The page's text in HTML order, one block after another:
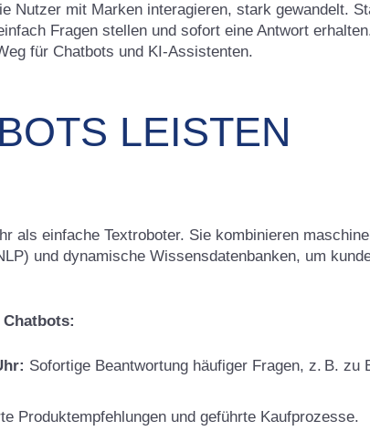
Nutzer mit Marken interagieren, stark gewandelt.
Fragen stellen und sofort eine Antwort
für Chatbots und KI-Assistenten.
LEISTEN
als einfache Textroboter. Sie kombinieren
und dynamische Wissensdatenbanken, um
Sofortige Beantwortung häufiger Fragen, z. B. zu
Produktempfehlungen und geführte Kaufprozesse.